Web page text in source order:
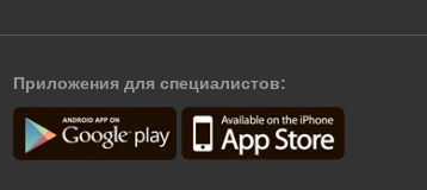
Приложения для специалистов: